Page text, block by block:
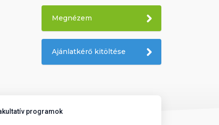
Megnézem
Ajánlatkérő kitöltése
programok